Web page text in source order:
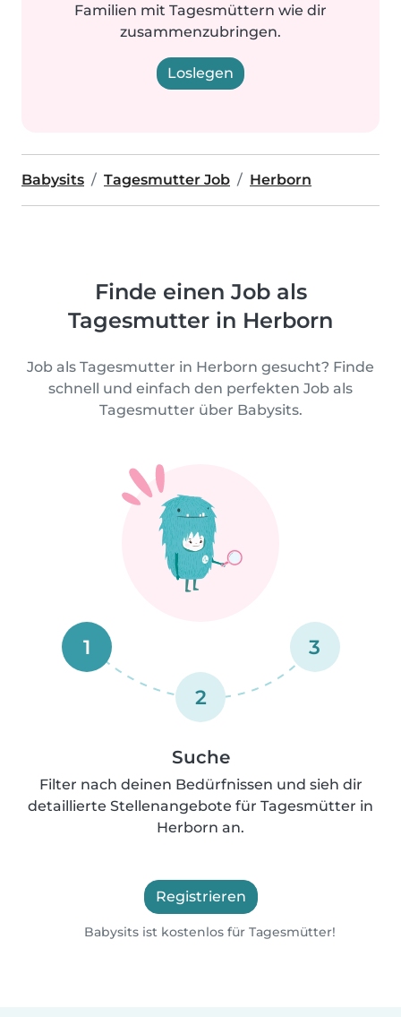
Familien mit Tagesmüttern wie dir
zusammenzubringen.
Loslegen
Babysits Tagesmutter Job Herborn
Finde einen Job als
Tagesmutter in Herborn
Job als Tagesmutter in Herborn gesucht? Finde
schnell und einfach den perfekten Job als
Tagesmutter über Babysits.
1
2
3
Suche
Filter nach deinen Bedürfnissen und sieh dir
detaillierte Stellenangebote für Tagesmütter in
Herborn an.
Registrieren
Babysits ist kostenlos für Tagesmütter!